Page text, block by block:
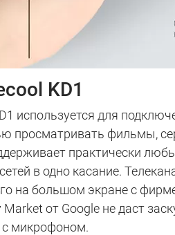
KD1
используется для
просматривать фильмы,
практически
сетей в одно касание.
на большом экране с
от Google не даст
с микрофоном.